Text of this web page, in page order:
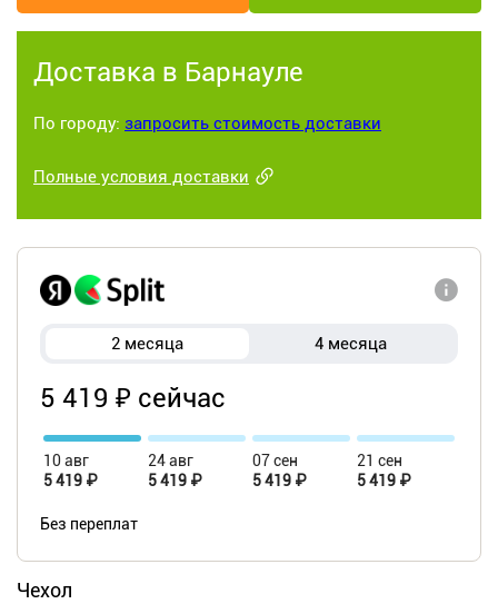
Доставка в Барнауле
По городу: запросить стоимость доставки
Полные условия доставки
2 месяца 4 месяца
5 419 ₽ сейчас
10 авг
5 419 ₽
24 авг
5 419 ₽
07 сен
5 419 ₽
21 сен
5 419 ₽
Без переплат
Чехол